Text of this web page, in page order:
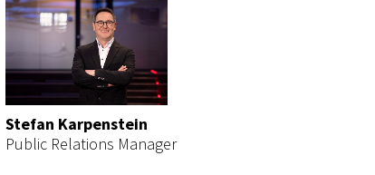
Stefan Karpenstein
Public Relations Manager